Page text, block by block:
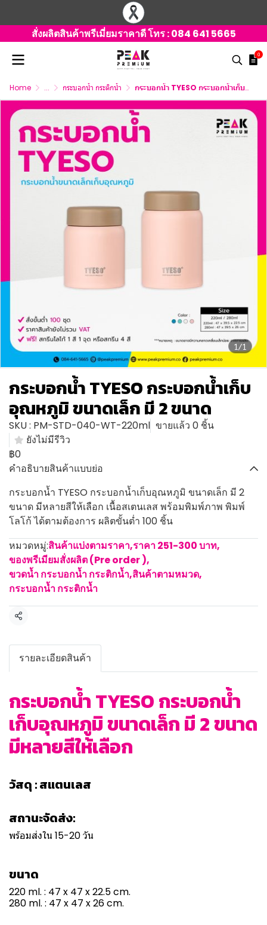
สั่งผลิตสินค้าพรีเมี่ยมราคาดี โทร :084 641 5665
0
Home ... กระบอกน้ำ กระติกน้ำ กระบอกน้ำ TYESO กระบอกน้ำเก็บอุณหภูมิ ขนาดเล็ก มี 2 ขนาด
1/1
กระบอกน้ำ TYESO กระบอกน้ำเก็บ
อุณหภูมิ ขนาดเล็ก มี 2 ขนาด
SKU : PM-STD-040-WT-220ml ขายแล้ว 0 ชิ้น
ยังไม่มีรีวิว
฿0
คำอธิบายสินค้าแบบย่อ
กระบอกน้ำ TYESO กระบอกน้ำเก็บอุณหภูมิ ขนาดเล็ก มี 2
ขนาด มีหลายสีให้เลือก เนื้อสเตนเลส พร้อมพิมพ์ภาพ พิมพ์
โลโก้ ได้ตามต้องการ ผลิตขั้นต่ำ 100 ชิ้น
หมวดหมู่:สินค้าแบ่งตามราคา,ราคา 251-300 บาท,
ของพรีเมียมสั่งผลิต (Pre order ),
ขวดน้ำ กระบอกน้ำ กระติกน้ำ,สินค้าตามหมวด,
กระบอกน้ำ กระติกน้ำ
แชร์
รายละเอียดสินค้า
กระบอกน้ำ TYESO กระบอกน้ำ
เก็บอุณหภูมิ ขนาดเล็ก มี 2 ขนาด
มีหลายสีให้เลือก
วัสดุ : สแตนเลส
สถานะจัดส่ง:
พร้อมส่งใน 15-20 วัน
ขนาด
220 ml. : 47 x 47 x 22.5 cm.
280 ml. : 47 x 47 x 26 cm.